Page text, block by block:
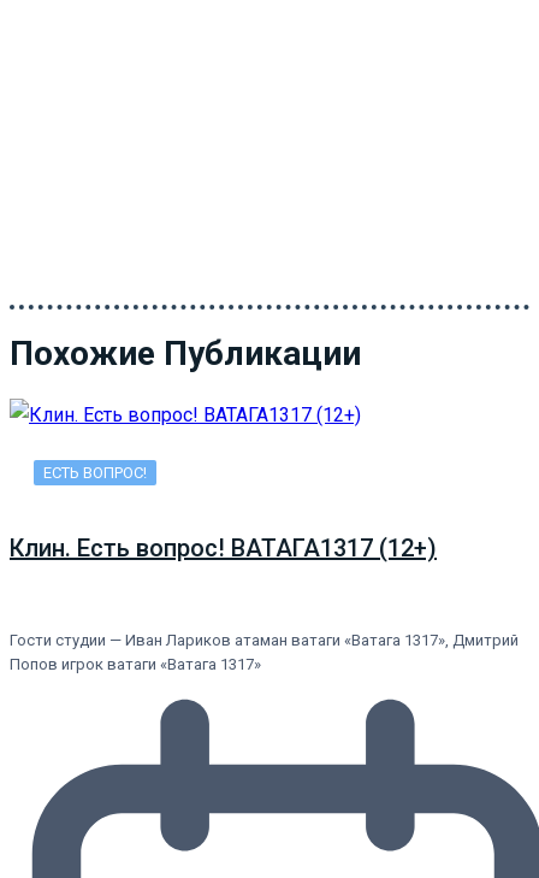
Похожие Публикации
ЕСТЬ ВОПРОС!
Клин. Есть вопрос! ВАТАГА1317 (12+)
Гости студии — Иван Лариков атаман ватаги «Ватага 1317», Дмитрий
Попов игрок ватаги «Ватага 1317»